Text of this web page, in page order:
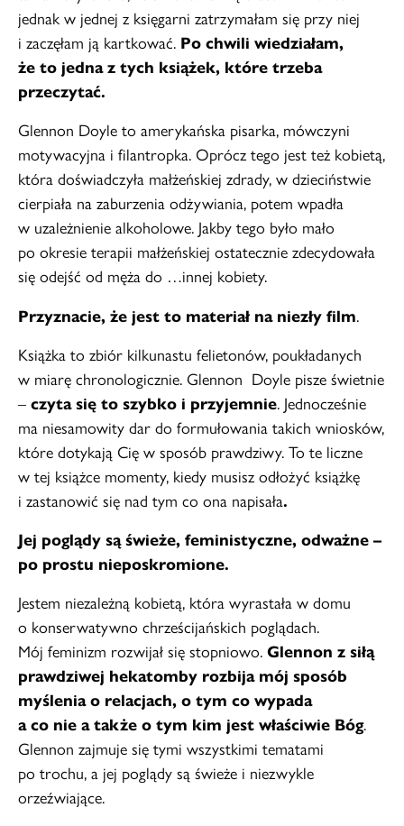
jednak w jednej z księgarni zatrzymałam się przy niej
i zaczęłam ją kartkować. Po chwili wiedziałam,
że to jedna z tych książek, które trzeba
przeczytać.
Glennon Doyle to amerykańska pisarka, mówczyni
motywacyjna i filantropka. Oprócz tego jest też kobietą,
która doświadczyła małżeńskiej zdrady, w dzieciństwie
cierpiała na zaburzenia odżywiania, potem wpadła
w uzależnienie alkoholowe. Jakby tego było mało
po okresie terapii małżeńskiej ostatecznie zdecydowała
się odejść od męża do …innej kobiety.
Przyznacie, że jest to materiał na niezły film.
Książka to zbiór kilkunastu felietonów, poukładanych
w miarę chronologicznie. Glennon Doyle pisze świetnie
– czyta się to szybko i przyjemnie. Jednocześnie
ma niesamowity dar do formułowania takich wniosków,
które dotykają Cię w sposób prawdziwy. To te liczne
w tej książce momenty, kiedy musisz odłożyć książkę
i zastanowić się nad tym co ona napisała.
Jej poglądy są świeże, feministyczne, odważne –
po prostu nieposkromione.
Jestem niezależną kobietą, która wyrastała w domu
o konserwatywno chrześcijańskich poglądach.
Mój feminizm rozwijał się stopniowo. Glennon z siłą
prawdziwej hekatomby rozbija mój sposób
myślenia o relacjach, o tym co wypada
a co nie a także o tym kim jest właściwie Bóg.
Glennon zajmuje się tymi wszystkimi tematami
po trochu, a jej poglądy są świeże i niezwykle
orzeźwiające.